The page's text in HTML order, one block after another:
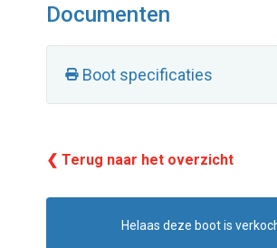
Documenten
Boot specificaties
❮ Terug naar het overzicht
Helaas deze boot is